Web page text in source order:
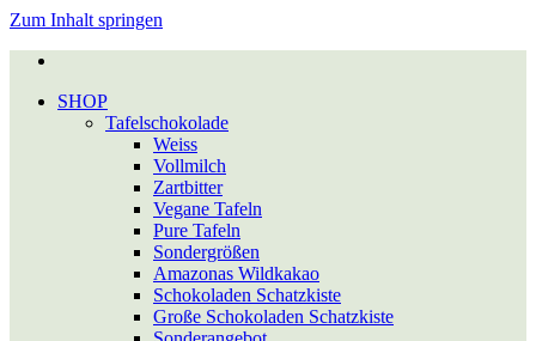
Zum Inhalt springen
SHOP
Tafel­schokolade
Weiss
Vollmilch
Zartbitter
Vegane Tafeln
Pure Tafeln
Sondergrößen
Amazonas Wildkakao
Schokoladen Schatzkiste
Große Schokoladen Schatzkiste